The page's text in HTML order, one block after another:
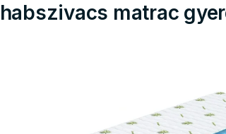
habszivacs matrac